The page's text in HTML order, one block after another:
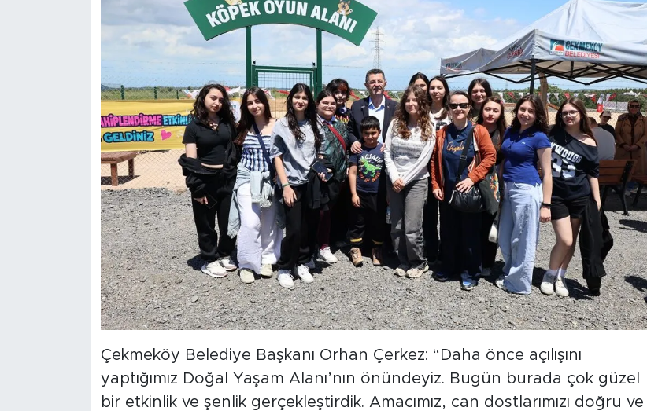
Çekmeköy Belediye Başkanı Orhan Çerkez: “Daha önce açılışını
yaptığımız Doğal Yaşam Alanı’nın önündeyiz. Bugün burada çok güzel
bir etkinlik ve şenlik gerçekleştirdik. Amacımız, can dostlarımızı doğru ve